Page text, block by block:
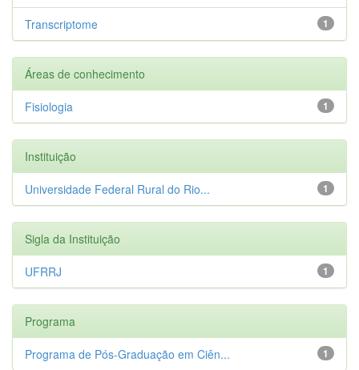
1
Transcriptome
Áreas de conhecimento
1
Fisiologia
Instituição
1
Universidade Federal Rural do Rio...
Sigla da Instituição
1
UFRRJ
Programa
1
Programa de Pós-Graduação em Ciên...